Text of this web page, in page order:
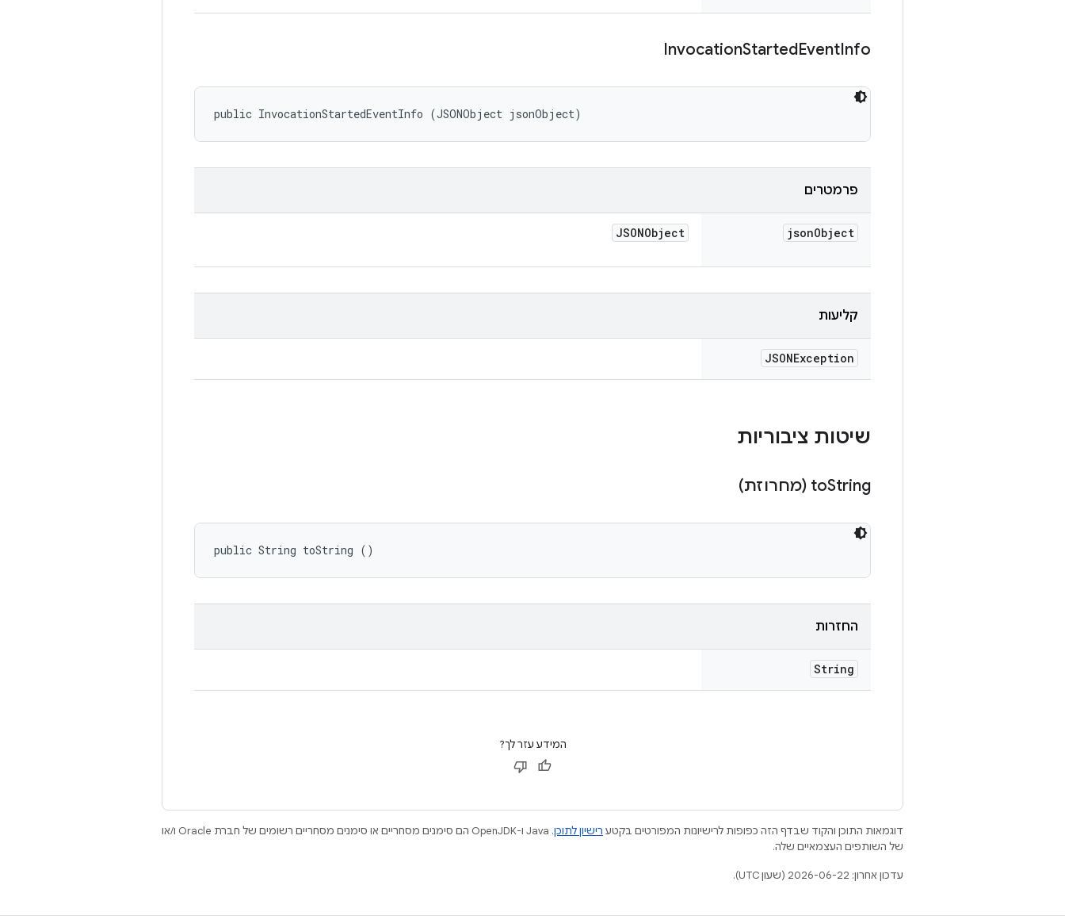
InvocationStartedEventInfo
public InvocationStartedEventInfo (JSONObject jsonObject)
פרמטרים
jsonObject
JSONObject
קליעות
JSONException
שיטות ציבוריות
toString (מחרוזת)
public String toString ()
החזרות
String
המידע עזר לך?
דוגמאות התוכן והקוד שבדף הזה כפופות לרישיונות המפורטים בקטע רישיון לתוכן
.‏ Java ו-OpenJDK הם סימנים מסחריים או סימנים מסחריים רשומים של חברת Oracle ו/או
של השותפים העצמאיים שלה.
עדכון אחרון: 2026-06-22 (שעון UTC).